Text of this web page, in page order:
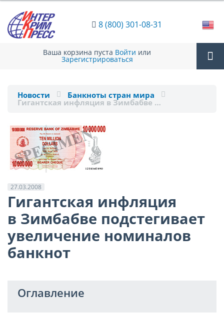
8 (800) 301-08-31
Ваша корзина пуста Войти или
Зарегистрироваться
Новости Банкноты стран мира
Гигантская инфляция в Зимбабве …
27.03.2008
Гигантская инфляция
в Зимбабве подстегивает
увеличение номиналов
банкнот
Оглавление